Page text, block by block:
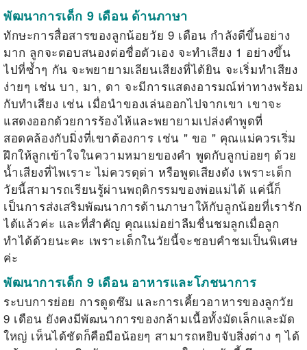
พัฒนาการเด็ก 9 เดือน ด้านภาษา
ทักษะการสื่อสารของลูกน้อยวัย 9 เดือน กำลังดีขึ้นอย่าง
มาก ลูกจะตอบสนองต่อชื่อตัวเอง จะทำเสียง 1 อย่างขึ้น
ไปที่ซ้ำๆ กัน จะพยายามเลียนเสียงที่ได้ยิน จะเริ่มทำเสียง
ง่ายๆ เช่น บา, มา, ดา จะมีการแสดงอารมณ์ท่าทางพร้อม
กับทำเสียง เช่น เมื่อนำของเล่นออกไปจากเขา เขาจะ
แสดงออกด้วยการร้องไห้และพยายามเปล่งคำพูดที่
สอดคล้องกับมิ่งที่เขาต้องการ เช่น " ขอ " คุณแม่ควรเริ่ม
ฝึกให้ลูกเข้าใจในความหมายของคำ พูดกับลูกบ่อยๆ ด้วย
น้ำเสียงที่ไพเราะ ไม่ควรดุด่า หรือพูดเสียงดัง เพราะเด็ก
วัยนี้สามารถเรียนรู้ผ่านพฤติกรรมของพ่อแม่ได้ แค่นี้ก็
เป็นการส่งเสริมพัฒนาการด้านภาษาให้กับลูกน้อยที่เรารัก
ได้แล้วค่ะ และที่สำคัญ คุณแม่อย่าลืมชื่นชมลูกเมื่อลูก
ทำได้ด้วยนะคะ เพราะเด็กในวัยนี้จะชอบคำชมเป็นพิเศษ
ค่ะ
พัฒนาการเด็ก 9 เดือน อาหารและโภชนาการ
ระบบการย่อย การดูดซึม และการเคี้ยวอาหารของลูกวัย
9 เดือน ยังคงมีพัฒนาการของกล้ามเนื้อทั้งมัดเล็กและมัด
ใหญ่ เห็นได้ชัดก็คือมือน้อยๆ สามารถหยิบจับสิ่งต่าง ๆ ได้